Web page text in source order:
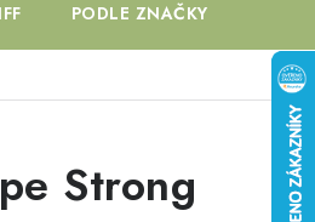
PODLE ZNAČKY
Strong